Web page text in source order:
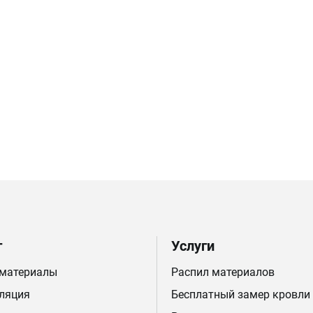
Услуги
Распил материалов
Бесплатный замер кровли